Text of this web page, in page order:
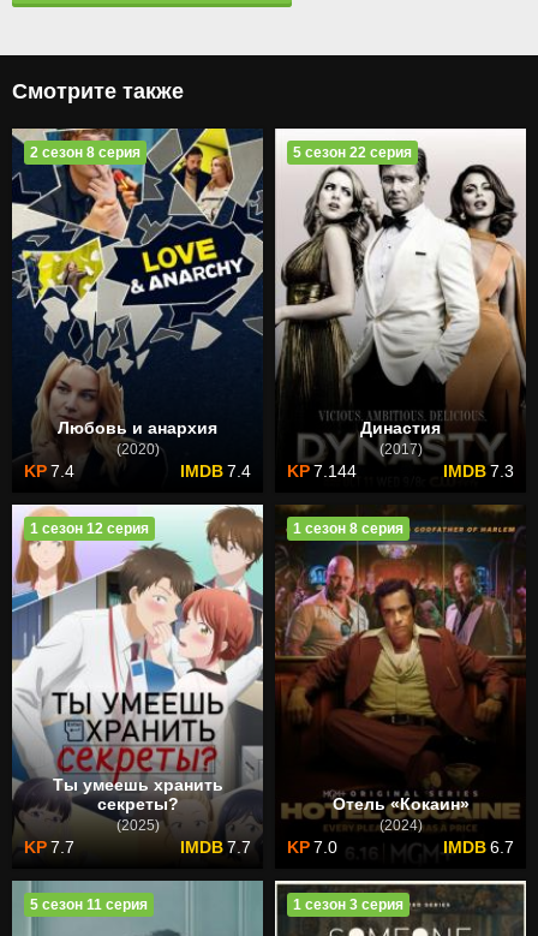
Смотрите также
Любовь и анархия
(2020)
7.4 7.4
2 сезон 8 серия
Династия
(2017)
7.144 7.3
5 сезон 22 серия
Ты умеешь хранить
секреты?
(2025)
7.7 7.7
1 сезон 12 серия
Отель «Кокаин»
(2024)
7.0 6.7
1 сезон 8 серия
5 сезон 11 серия 1 сезон 3 серия